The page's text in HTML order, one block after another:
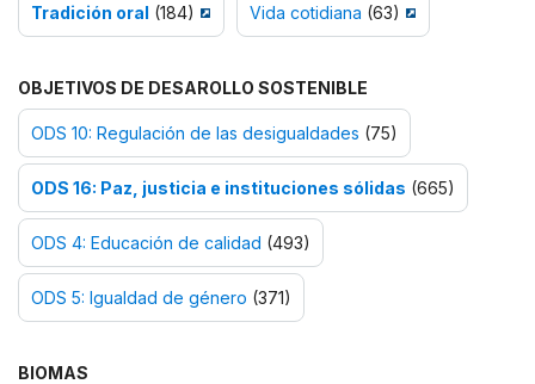
Tradición oral (184) Vida cotidiana (63)
OBJETIVOS DE DESAROLLO SOSTENIBLE
ODS 10: Regulación de las desigualdades (75)
ODS 16: Paz, justicia e instituciones sólidas (665)
ODS 4: Educación de calidad (493)
ODS 5: Igualdad de género (371)
BIOMAS